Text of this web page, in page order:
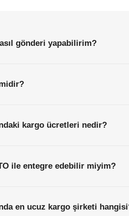
gönderi yapabilirim?
kargo ücretleri nedir?
ile entegre edebilir miyim?
en ucuz kargo şirketi